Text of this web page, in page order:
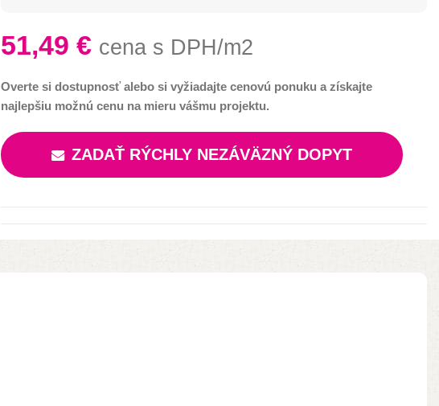
51,49 € cena s DPH/m2
Overte si dostupnosť alebo si vyžiadajte cenovú ponuku a získajte
najlepšiu možnú cenu na mieru vášmu projektu.
ZADAŤ RÝCHLY NEZÁVÄZNÝ DOPYT